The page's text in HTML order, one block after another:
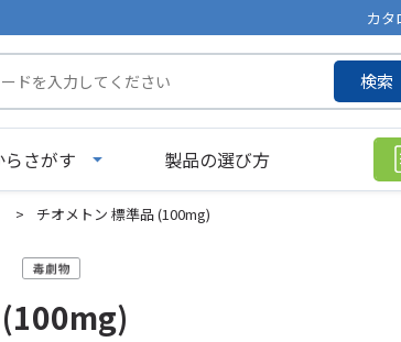
カタ
検索
さがす 製品の選び方
> チオメトン 標準品 (100mg)